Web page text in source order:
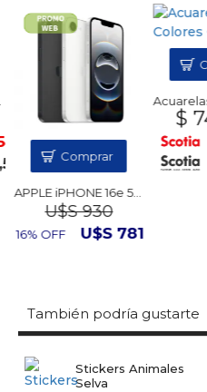
APPLE iPHONE 16e 5G 128Gb
U$S 930
16% OFF U$S 781
Comprar
$
También podría gustarte
Stickers Animales
Selva